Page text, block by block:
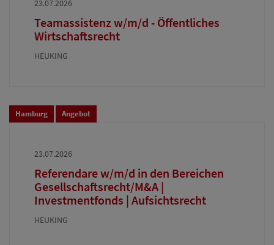
23.07.2026
Teamassistenz w/m/d - Öffentliches
Wirtschaftsrecht
HEUKING
Hamburg Angebot
23.07.2026
Referendare w/m/d in den Bereichen
Gesellschaftsrecht/M&A |
Investmentfonds | Aufsichtsrecht
HEUKING